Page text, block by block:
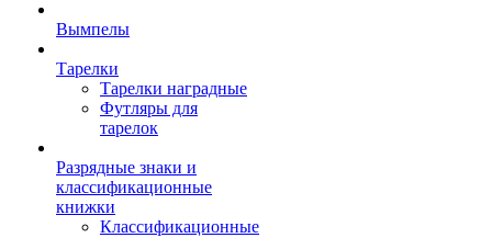
Вымпелы
Тарелки
Тарелки наградные
Футляры для
тарелок
Разрядные знаки и
классификационные
книжки
Классификационные